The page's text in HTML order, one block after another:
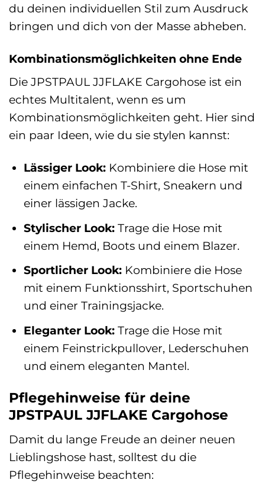
du deinen individuellen Stil zum Ausdruck
bringen und dich von der Masse abheben.
Kombinationsmöglichkeiten ohne Ende
Die JPSTPAUL JJFLAKE Cargohose ist ein
echtes Multitalent, wenn es um
Kombinationsmöglichkeiten geht. Hier sind
ein paar Ideen, wie du sie stylen kannst:
Lässiger Look:Kombiniere die Hose mit
einem einfachen T-Shirt, Sneakern und
einer lässigen Jacke.
Stylischer Look:Trage die Hose mit
einem Hemd, Boots und einem Blazer.
Sportlicher Look:Kombiniere die Hose
mit einem Funktionsshirt, Sportschuhen
und einer Trainingsjacke.
Eleganter Look:Trage die Hose mit
einem Feinstrickpullover, Lederschuhen
und einem eleganten Mantel.
Pflegehinweise für deine
JPSTPAUL JJFLAKE Cargohose
Damit du lange Freude an deiner neuen
Lieblingshose hast, solltest du die
Pflegehinweise beachten: